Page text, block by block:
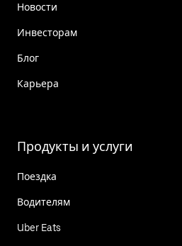
Новости
Инвесторам
Блог
Карьера
Продукты и услуги
Поездка
Водителям
Uber Eats